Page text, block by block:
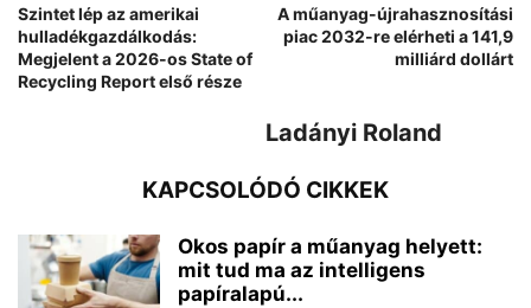
Szintet lép az amerikai
hulladékgazdálkodás:
Megjelent a 2026-os State of
Recycling Report első része
A műanyag-újrahasznosítási
piac 2032-re elérheti a 141,9
milliárd dollárt
Ladányi Roland
KAPCSOLÓDÓ CIKKEK
Okos papír a műanyag helyett:
mit tud ma az intelligens
papíralapú...